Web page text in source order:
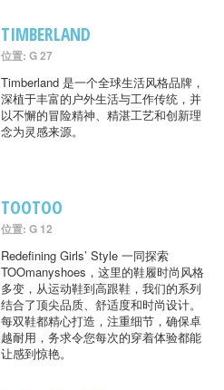
TIMBERLAND
位置: G 27
Timberland 是一个全球生活风格品牌，
深植于丰富的户外生活与工作传统，并
以不懈的冒险精神、精湛工艺和创新理
念为灵感来源。
TOOTOO
位置: G 12
Redefining Girls’ Style 一同探索
TOOmanyshoes，这里的鞋履时尚风格
多变，从运动鞋到高跟鞋，我们的系列
结合了顶尖品质、舒适度和时尚设计。
每双鞋都精心打造，注重细节，确保卓
越耐用，务求令您每次的穿着体验都能
让感到惊艳。